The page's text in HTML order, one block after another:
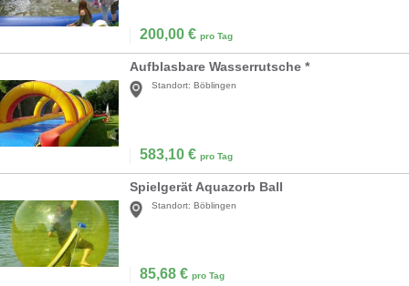
200,00 € pro Tag
Aufblasbare Wasserrutsche *
Standort: Böblingen
583,10 € pro Tag
Spielgerät Aquazorb Ball
Standort: Böblingen
85,68 € pro Tag